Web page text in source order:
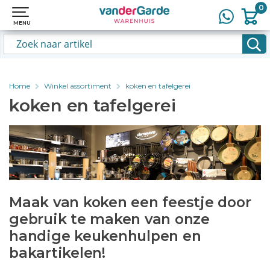
0
MENU
0
MENU
Home Winkel assortiment koken en tafelgerei
koken en tafelgerei
Maak van koken een feestje door
gebruik te maken van onze
handige keukenhulpen en
bakartikelen!